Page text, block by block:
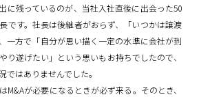
に残っているのが、当社入社直後に出会った50
です。社長は後継者がおらず、「いつかは譲渡
一方で「自分が思い描く一定の水準に会社が到
り遂げたい」という思いもお持ちでしたので、
ではありませんでした。
M&Aが必要になるときが必ず来る。そのとき、